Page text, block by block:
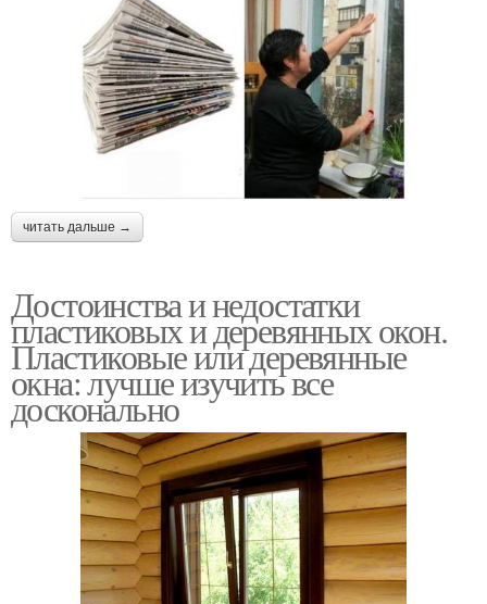
читать дальше →
Достоинства и недостатки
пластиковых и деревянных окон.
Пластиковые или деревянные
окна: лучше изучить все
досконально